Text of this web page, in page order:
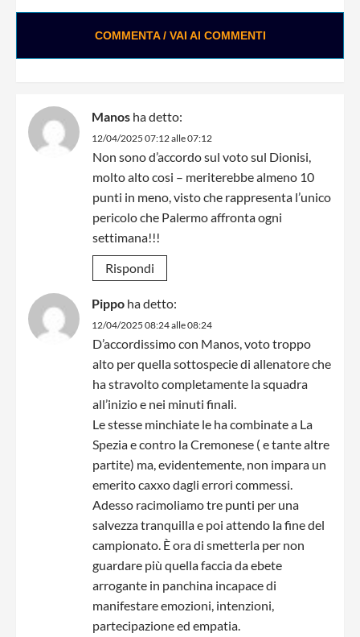
COMMENTA / VAI AI COMMENTI
Manos ha detto:
12/04/2025 07:12 alle 07:12
Non sono d’accordo sul voto sul Dionisi,
molto alto cosi – meriterebbe almeno 10
punti in meno, visto che rappresenta l’unico
pericolo che Palermo affronta ogni
settimana!!!
Rispondi
Pippo ha detto:
12/04/2025 08:24 alle 08:24
D’accordissimo con Manos, voto troppo
alto per quella sottospecie di allenatore che
ha stravolto completamente la squadra
all’inizio e nei minuti finali.
Le stesse minchiate le ha combinate a La
Spezia e contro la Cremonese ( e tante altre
partite) ma, evidentemente, non impara un
emerito caxxo dagli errori commessi.
Adesso racimoliamo tre punti per una
salvezza tranquilla e poi attendo la fine del
campionato. È ora di smetterla per non
guardare più quella faccia da ebete
arrogante in panchina incapace di
manifestare emozioni, intenzioni,
partecipazione ed empatia.